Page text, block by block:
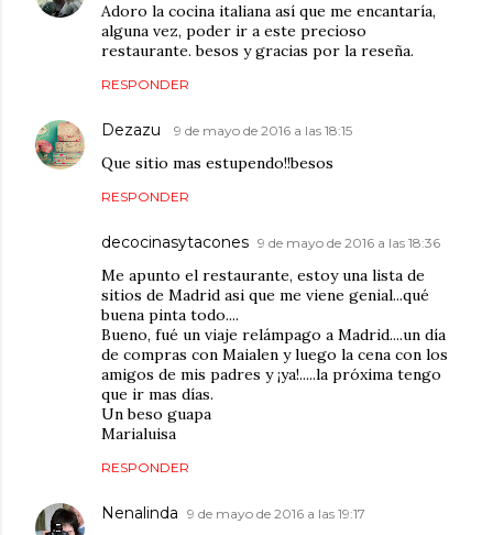
Adoro la cocina italiana así que me encantaría,
alguna vez, poder ir a este precioso
restaurante. besos y gracias por la reseña.
RESPONDER
Dezazu 9 de mayo de 2016 a las 18:15
Que sitio mas estupendo!!besos
RESPONDER
decocinasytacones 9 de mayo de 2016 a las 18:36
Me apunto el restaurante, estoy una lista de
sitios de Madrid asi que me viene genial...qué
buena pinta todo....
Bueno, fué un viaje relámpago a Madrid....un día
de compras con Maialen y luego la cena con los
amigos de mis padres y ¡ya!.....la próxima tengo
que ir mas días.
Un beso guapa
Marialuisa
RESPONDER
Nenalinda 9 de mayo de 2016 a las 19:17